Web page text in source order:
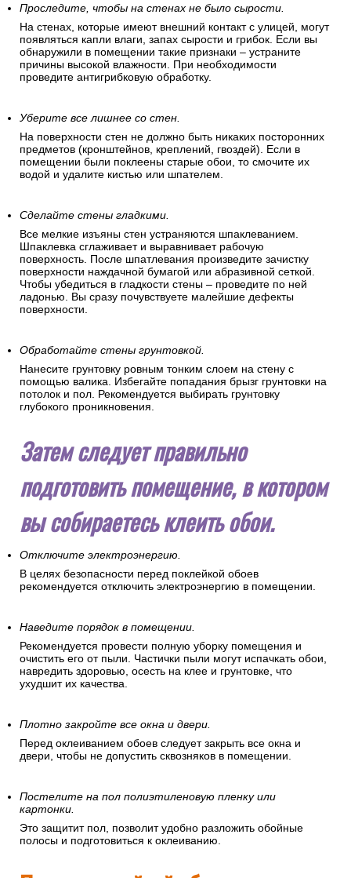
Проследите, чтобы на стенах не было сырости.
На стенах, которые имеют внешний контакт с улицей, могут
появляться капли влаги, запах сырости и грибок. Если вы
обнаружили в помещении такие признаки – устраните
причины высокой влажности. При необходимости
проведите антигрибковую обработку.
Уберите все лишнее со стен.
На поверхности стен не должно быть никаких посторонних
предметов (кронштейнов, креплений, гвоздей). Если в
помещении были поклеены старые обои, то смочите их
водой и удалите кистью или шпателем.
Сделайте стены гладкими.
Все мелкие изъяны стен устраняются шпаклеванием.
Шпаклевка сглаживает и выравнивает рабочую
поверхность. После шпатлевания произведите зачистку
поверхности наждачной бумагой или абразивной сеткой.
Чтобы убедиться в гладкости стены – проведите по ней
ладонью. Вы сразу почувствуете малейшие дефекты
поверхности.
Обработайте стены грунтовкой.
Нанесите грунтовку ровным тонким слоем на стену с
помощью валика. Избегайте попадания брызг грунтовки на
потолок и пол. Рекомендуется выбирать грунтовку
глубокого проникновения.
Затем следует правильно
подготовить помещение, в котором
вы собираетесь клеить обои.
Отключите электроэнергию.
В целях безопасности перед поклейкой обоев
рекомендуется отключить электроэнергию в помещении.
Наведите порядок в помещении.
Рекомендуется провести полную уборку помещения и
очистить его от пыли. Частички пыли могут испачкать обои,
навредить здоровью, осесть на клее и грунтовке, что
ухудшит их качества.
Плотно закройте все окна и двери.
Перед оклеиванием обоев следует закрыть все окна и
двери, чтобы не допустить сквозняков в помещении.
Постелите на пол полиэтиленовую пленку или
картонки.
Это защитит пол, позволит удобно разложить обойные
полосы и подготовиться к оклеиванию.